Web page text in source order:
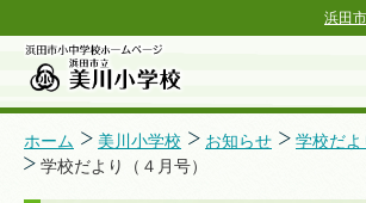
浜田
ホーム 美川小学校 お知らせ 学校だよ
学校だより（４月号）